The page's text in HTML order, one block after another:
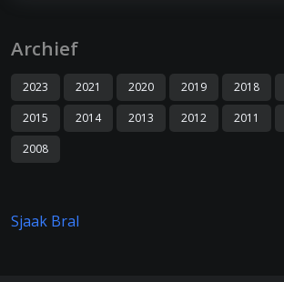
Archief
2023 2021 2020 2019 2018
2015
2014 2013 2012 2011
2008
Sjaak Bral